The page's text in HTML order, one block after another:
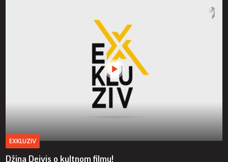
EXKLUZIV
Džina Dejvis o kultnom filmu!